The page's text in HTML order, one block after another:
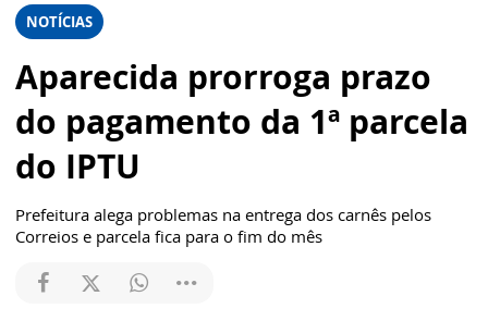
NOTÍCIAS
Aparecida prorroga prazo
do pagamento da 1ª parcela
do IPTU
Prefeitura alega problemas na entrega dos carnês pelos
Correios e parcela fica para o fim do mês